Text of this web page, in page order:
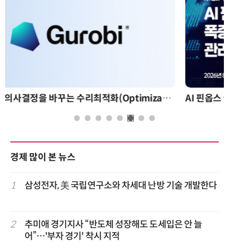
AI 핀옵스 실전 세미나: 폭증하는 AI 토큰 비용 관리 전략
경제 많이 본 뉴스
1 삼성전자, 美 국립연구소와 차세대 난방 기술 개발한다
2
추미애 경기지사 “반도체 성장해도 도세입은 안 늘
어”…'부자 경기' 착시 지적